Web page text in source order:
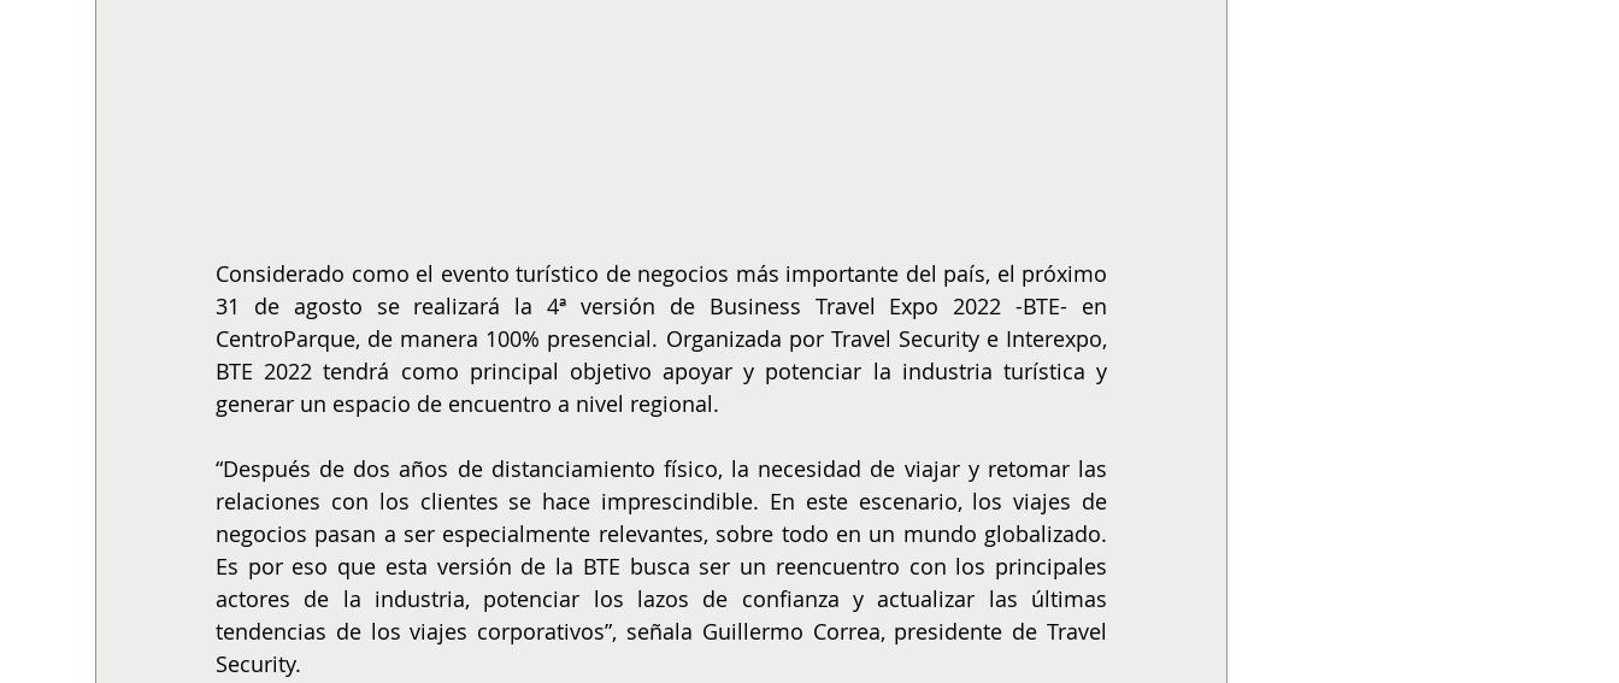
Considerado como el evento turístico de negocios más importante del país, el próximo
31 de agosto se realizará la 4ª versión de Business Travel Expo 2022 -BTE- en
CentroParque, de manera 100% presencial. Organizada por Travel Security e Interexpo,
BTE 2022 tendrá como principal objetivo apoyar y potenciar la industria turística y
generar un espacio de encuentro a nivel regional.
“Después de dos años de distanciamiento físico, la necesidad de viajar y retomar las
relaciones con los clientes se hace imprescindible. En este escenario, los viajes de
negocios pasan a ser especialmente relevantes, sobre todo en un mundo globalizado.
Es por eso que esta versión de la BTE busca ser un reencuentro con los principales
actores de la industria, potenciar los lazos de confianza y actualizar las últimas
tendencias de los viajes corporativos”, señala Guillermo Correa, presidente de Travel
Security.